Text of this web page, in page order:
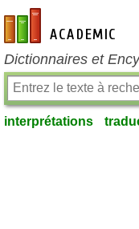
fr-academic.com
Dictionnaires et
interprétations